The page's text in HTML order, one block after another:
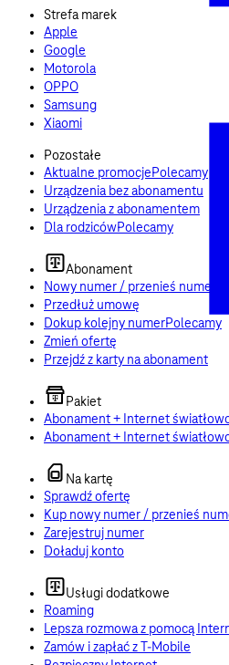
Strefa marek
Apple
Google
Motorola
OPPO
Samsung
Xiaomi
Pozostałe
Aktualne promocjePolecamy
Urządzenia bez abonamentu
Urządzenia z abonamentem
Dla rodzicówPolecamy
Abonament
Nowy numer / przenieś numer
Przedłuż umowę
Dokup kolejny numerPolecamy
Zmień ofertę
Przejdź z karty na abonament
Pakiet
Abonament + Internet
Abonament + Internet
Na kartę
Sprawdź ofertę
Kup nowy numer / przenieś
Zarejestruj numer
Doładuj konto
Usługi dodatkowe
Roaming
Lepsza rozmowa z pomocą
Zamów i zapłać z T-Mobile